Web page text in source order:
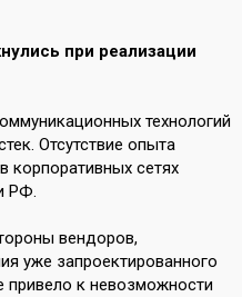
при реализации
технологий
Отсутствие опыта
корпоративных сетях
РФ.
вендоров,
уже запроектированного
привело к невозможности